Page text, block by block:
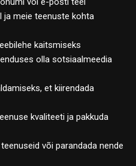
meie teenuste kohta
kaitsmiseks
olla sotsiaalmeedia
et kiirendada
kvaliteeti ja pakkuda
või parandada nende